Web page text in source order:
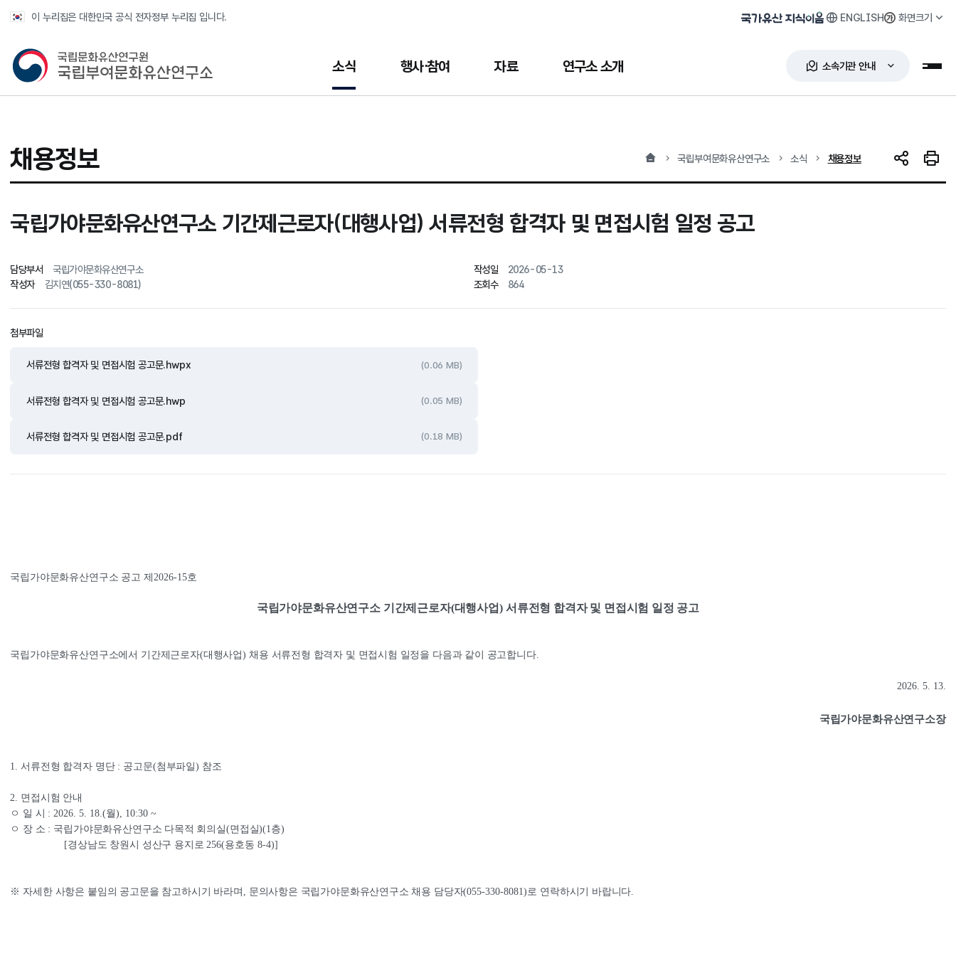
이 누리집은 대한민국 공식 전자정부 누리집 입니다.
국가유산 지식이음 ENGLISH 화면크기
국가유산청 국립부여문화유산연구소 소식 행사·참여 자료 연구소 소개 소속기관 안내 누리
채용정보 홈 국립부여문화유산연구소 소식 현재 위치
채용정보 SNS 공유인쇄
국립가야문화유산연구소 기간제근로자(대행사업) 서류전형 합격자 및 면접시험 일정 공고
담당부서 국립가야문화유산연구소 작성일
2026-05-13
작성자
김지연(055-330-8081) 조회수 864
첨부파일
서류전형 합격자 및 면접시험 공고문.hwpx (0.06 MB)
서류전형 합격자 및 면접시험 공고문.hwp (0.05 MB)
서류전형 합격자 및 면접시험 공고문.pdf (0.18 MB)
국립가야문화유산연구소 공고 제2026-15호
국립가야문화유산연구소 기간제근로자(대행사업) 서류전형 합격자 및 면접시험 일정 공고
국립가야문화유산연구소에서 기간제근로자(대행사업) 채용 서류전형 합격자 및 면접시험 일정을 다음과 같이 공고합니다.
2026. 5. 13.
국립가야문화유산연구소장
1. 서류전형 합격자 명단 : 공고문(첨부파일) 참조
2. 면접시험 안내
ㅇ 일 시 : 2026. 5. 18.(월), 10:30 ~
ㅇ 장 소 : 국립가야문화유산연구소 다목적 회의실(면접실)(1층)
                   [
경상남도 창원시 성산구 용지로 256(용호동 8-4)]
※ 자세한 사항은 붙임의 공고문을 참고하시기 바라며, 문의사항은 국립가야문화유산연구소 채용 담당자(055-330-8081)로 연락하시기 바랍니다.